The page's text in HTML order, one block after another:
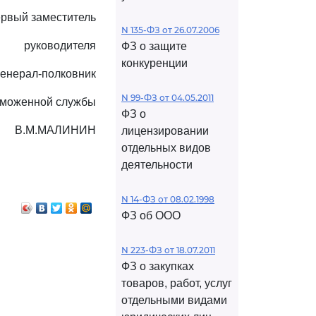
заместитель
руководителя
полковник
службы
В.М.МАЛИНИН
N 135-ФЗ от 26.07.2006
ФЗ о защите
конкуренции
N 99-ФЗ от 04.05.2011
ФЗ о
лицензировании
отдельных видов
деятельности
N 14-ФЗ от 08.02.1998
ФЗ об ООО
N 223-ФЗ от 18.07.2011
ФЗ о закупках
товаров, работ, услуг
отдельными видами